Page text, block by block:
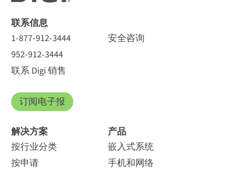
联系信息
1-877-912-3444
952-912-3444
联系 Digi 销售
安全咨询
订阅电子报
解决方案
按行业分类
按申请
产品
嵌入式系统
手机和网络